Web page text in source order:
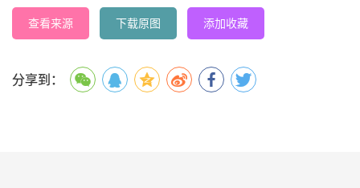
查看来源 下载原图 添加收藏
分享到：